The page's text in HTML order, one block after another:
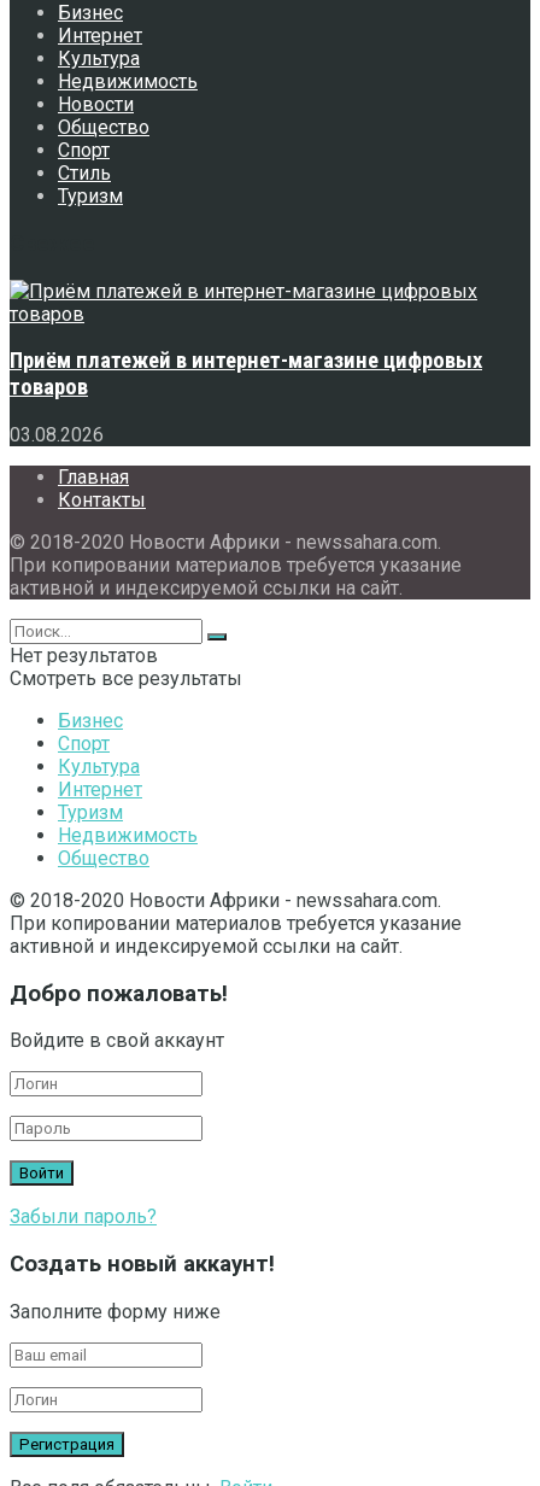
Бизнес
Интернет
Культура
Недвижимость
Новости
Общество
Спорт
Стиль
Туризм
Приём платежей в интернет-магазине цифровых
товаров
03.08.2026
Главная
Контакты
© 2018-2020 Новости Африки - newssahara.com.
При копировании материалов требуется указание
активной и индексируемой ссылки на сайт.
Нет результатов
Смотреть все результаты
Бизнес
Спорт
Культура
Интернет
Туризм
Недвижимость
Общество
© 2018-2020 Новости Африки - newssahara.com.
При копировании материалов требуется указание
активной и индексируемой ссылки на сайт.
Добро пожаловать!
Войдите в свой аккаунт
Забыли пароль?
Создать новый аккаунт!
Заполните форму ниже